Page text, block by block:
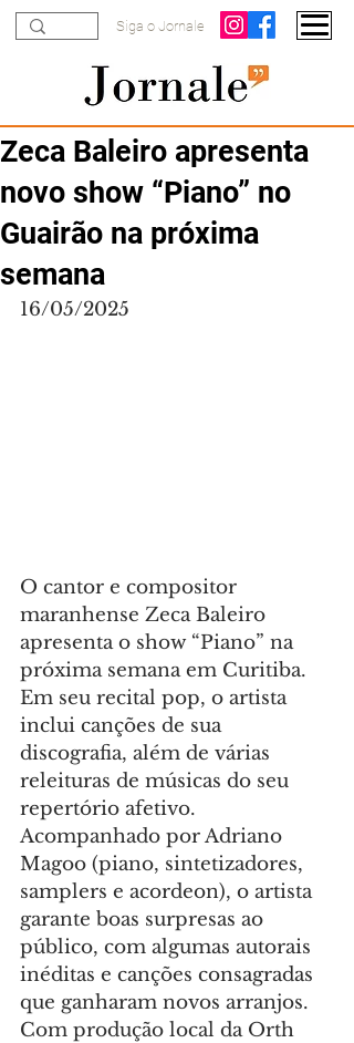
Siga o Jornale
Zeca Baleiro apresenta
novo show “Piano” no
Guairão na próxima
semana
16/05/2025
O cantor e compositor
maranhense Zeca Baleiro
apresenta o show “Piano” na
próxima semana em Curitiba.
Em seu recital pop, o artista
inclui canções de sua
discografia, além de várias
releituras de músicas do seu
repertório afetivo.
Acompanhado por Adriano
Magoo (piano, sintetizadores,
samplers e acordeon), o artista
garante boas surpresas ao
público, com algumas autorais
inéditas e canções consagradas
que ganharam novos arranjos.
Com produção local da Orth